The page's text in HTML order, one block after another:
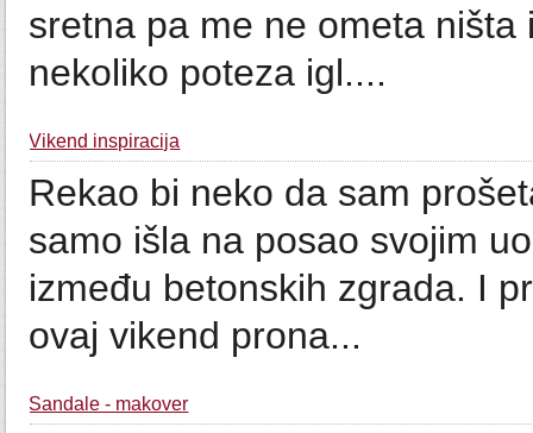
sretna pa me ne ometa
nekoliko poteza igl....
Vikend inspiracija
Rekao bi neko da sam
samo išla na posao svojim
između betonskih zgrada. I
ovaj vikend prona...
Sandale - makover